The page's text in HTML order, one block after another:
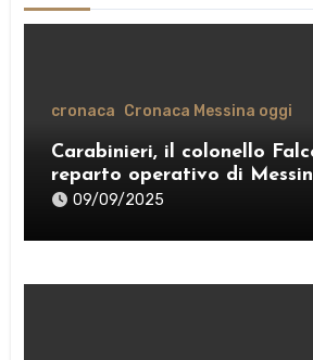
cronaca Cronaca Messina oggi
Carabinieri, il colonello
reparto operativo di
comando provinciale di
09/09/2025